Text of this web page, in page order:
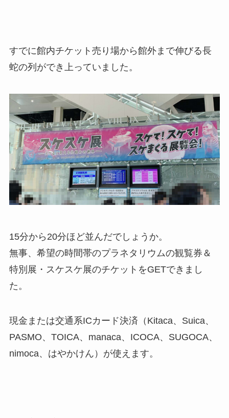
すでに館内チケット売り場から館外まで伸びる長
蛇の列ができ上っていました。
15分から20分ほど並んだでしょうか。
無事、希望の時間帯のプラネタリウムの観覧券＆
特別展・スケスケ展のチケットをGETできまし
た。
現金または交通系ICカード決済（Kitaca、Suica、
PASMO、TOICA、manaca、ICOCA、SUGOCA、
nimoca、はやかけん）が使えます。